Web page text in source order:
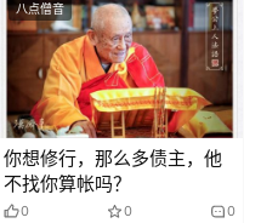
八点僧音
你想修行，那么多债主，他
不找你算帐吗？
0 0 0